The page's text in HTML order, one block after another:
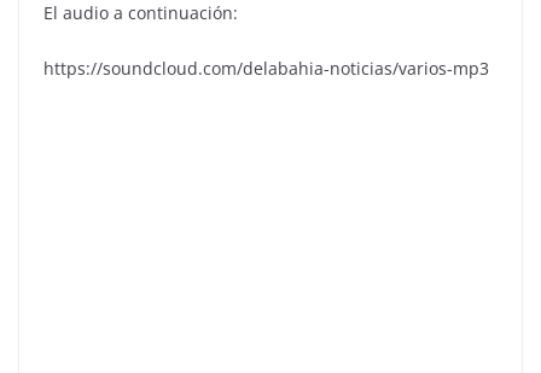
El audio a continuación:
https://soundcloud.com/delabahia-noticias/varios-mp3